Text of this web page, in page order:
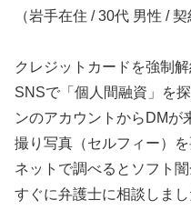
（岩手在住 / 30代 男性 / 契
クレジットカードを強制
SNSで「個人間融資」を
ンのアカウントからDMが
撮り写真（セルフィー）
ネットで調べるとソフト
すぐに弁護士に相談しま